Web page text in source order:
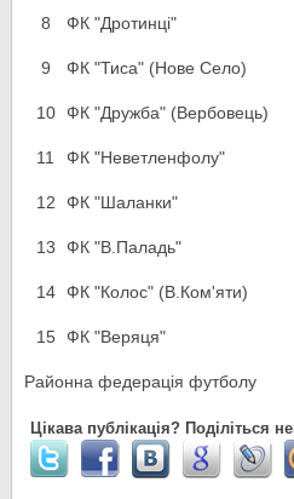
8 ФК "Дротинці"
9 ФК "Тиса" (Нове Село)
10 ФК "Дружба" (Вербовець)
11 ФК "Неветленфолу"
12 ФК "Шаланки"
13 ФК "В.Паладь"
14 ФК "Колос" (В.Ком'яти)
15 ФК "Веряця"
Районна федерація футболу
Цікава публікація? Поділіться